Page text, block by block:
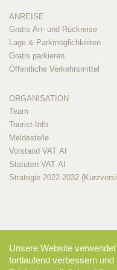
ANREISE
Gratis An- und Rückreise
Lage & Parkmöglichkeiten
Gratis parkieren
Öffentliche Verkehrsmittel
ORGANISATION
Team
Tourist-Info
Meldestelle
Vorstand VAT AI
Statuten VAT AI
Strategie 2022-2032
Unsere Website
fortlaufend verbessern